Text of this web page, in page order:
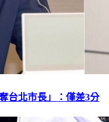
台北市長」：僅差3分